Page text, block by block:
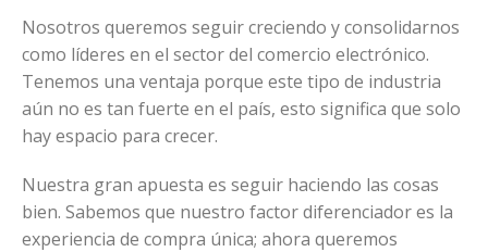
Nosotros queremos seguir creciendo y consolidarnos
como líderes en el sector del comercio electrónico.
Tenemos una ventaja porque este tipo de industria
aún no es tan fuerte en el país, esto significa que solo
hay espacio para crecer.
Nuestra gran apuesta es seguir haciendo las cosas
bien. Sabemos que nuestro factor diferenciador es la
experiencia de compra única; ahora queremos